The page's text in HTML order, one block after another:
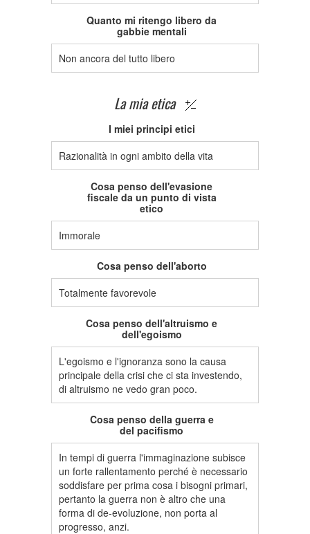
Quanto mi ritengo libero da
gabbie mentali
Non ancora del tutto libero
La mia etica
I miei principi etici
Razionalità in ogni ambito della vita
Cosa penso dell'evasione
fiscale da un punto di vista
etico
Immorale
Cosa penso dell'aborto
Totalmente favorevole
Cosa penso dell'altruismo e
dell'egoismo
L'egoismo e l'ignoranza sono la causa
principale della crisi che ci sta investendo,
di altruismo ne vedo gran poco.
Cosa penso della guerra e
del pacifismo
In tempi di guerra l'immaginazione subisce
un forte rallentamento perché è necessario
soddisfare per prima cosa i bisogni primari,
pertanto la guerra non è altro che una
forma di de-evoluzione, non porta al
progresso, anzi.